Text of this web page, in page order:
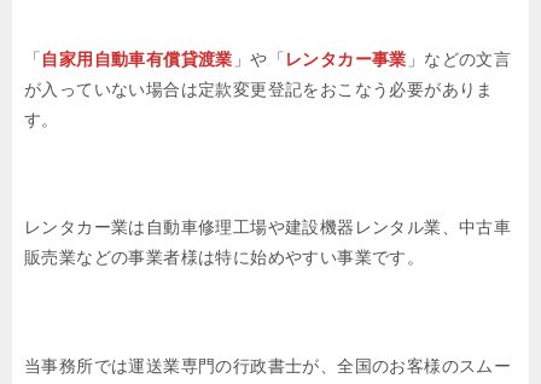
「 自家用自動車有償貸渡業 」や「 レンタカー事業 」などの文言
が入っていない場合は定款変更登記をおこなう必要がありま
す。
レンタカー業は自動車修理工場や建設機器レンタル業、中古車
販売業などの事業者様は特に始めやすい事業です。
当事務所では運送業専門の行政書士が、全国のお客様のスムー